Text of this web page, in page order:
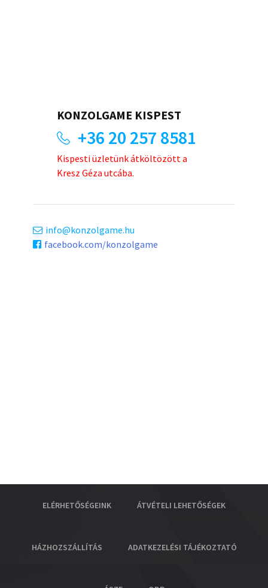
KONZOLGAME KISPEST
+36 20 257 8581
Kispesti üzletünk átköltözött a
Kresz Géza utcába.
info
konzolgame.hu
facebook.com/konzolgame
ELÉRHETŐSÉGEINK ÁTVÉTELI LEHETŐSÉGEK
HÁZHOZSZÁLLÍTÁS ADATKEZELÉSI TÁJÉKOZTATÓ